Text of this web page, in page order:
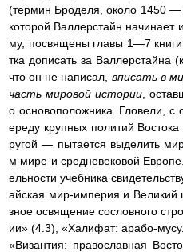
(термин Броделя, около 1450 —
которой Валлерстайн начинает
му, посвящены главы 1—7
тка дописать за Валлерстайна
что он не написал, вписать в
часть мировой истории ,
о основоположника. Гловели, с
ереду крупных политий
ругой — пытается выделить
м мире и средневековой
ельности учебника
айская мир-империя и Великий
зное освящение сословного
ии» (4.3), «Халифат: арабо-
«Византия: православная